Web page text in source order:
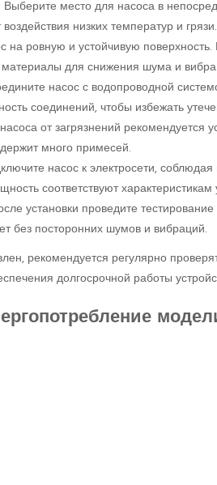
Выберите место для насоса в
низких температур и грязи.
на ровную и устойчивую
для снижения шума и
насос с водопроводной
соединений, чтобы избежать
от загрязнений рекомендуется
много примесей.
насос к электросети, соблюдая
соответствуют характеристикам
установки проведите тестирование
без посторонних шумов и вибраций.
рекомендуется регулярно
долгосрочной работы